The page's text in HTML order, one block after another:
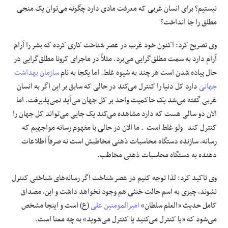
نیستیم؟ برای انسان غربی که معرفت مادی دارد چگونه می‌توان یک منجی
مطلق را جا انداخت؟
وی تصریح کرد: اکنون خود غرب در عصر شناخت کاری کرده که بشر را آرام
آرام دارد به سمت مطلق‌گرایی می‌برد. مثلاً در ماجرای کرونا مطلق‌گرایی در
حال پیاده شدن است هر چند به شیوه غلط. اما یکجا به نامسازمان بهداشت
جهانیدارد کل دنیا را کنترل می‌کند در حالی که سابق بر این اگر به انسان
غربی گفته می‌شد یک حاکمیت واحد بر کل جهان می‌آید نمی‌پذیرفت. اما
الان دو سالی هست که دارد مشاهده می‌کند یک جایی می‌تواند کل جهان را
کنترل کند -ولو غلط است-. ما الان در حالی با مفهوم رسانه مواجهیم که
رسانه، سازنده دستگاه محاسبات ذهنی مخاطبش است نه صرفاً اطلاعات
دهنده به دستگاه محاسبات ذهنی مخاطب.
وی تاکید کرد: لذا توجه کنیم در عصر شناخت اگر رسانه‌های شناختی کنترل
نشوند، چیزی به اسم حالت خنثی هم وجود نخواهد داشت و این، مصداق
کامل حدیث «العلم سلطان»امیرالمومنین علی(ع) است و اینجا مشخص
می‌شود که «یا کنترل می‌کنید یا کنترل می‌شوید» به چه معنا است.